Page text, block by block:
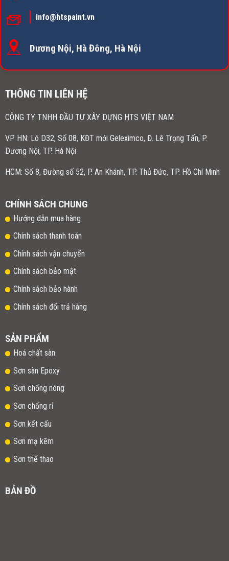
info@htspaint.vn
Dương Nội, Hà Đông, Hà Nội
THÔNG TIN LIÊN HỆ
CÔNG TY TNHH ĐẦU TƯ XÂY DỰNG HTS VIỆT NAM
VP HN: Lô D32, Số 08, KĐT mới Geleximco, Đ. Lê Trọng Tấn, P.
Dương Nội, TP. Hà Nội
HCM: Số 8, Đường số 52, P. An Khánh, TP. Thủ Đức, TP. Hồ Chí Minh
CHÍNH SÁCH CHUNG
Hướng dẫn mua hàng
Chính sách thanh toán
Chính sách vận chuyển
Chính sách bảo mật
Chính sách bảo hành
Chính sách đổi trả hàng
SẢN PHẨM
Hoá chất sàn
Sơn sàn Epoxy
Sơn chống nóng
Sơn chống rỉ
Sơn kết cấu
Sơn mạ kẽm
Sơn thể thao
BẢN ĐỒ